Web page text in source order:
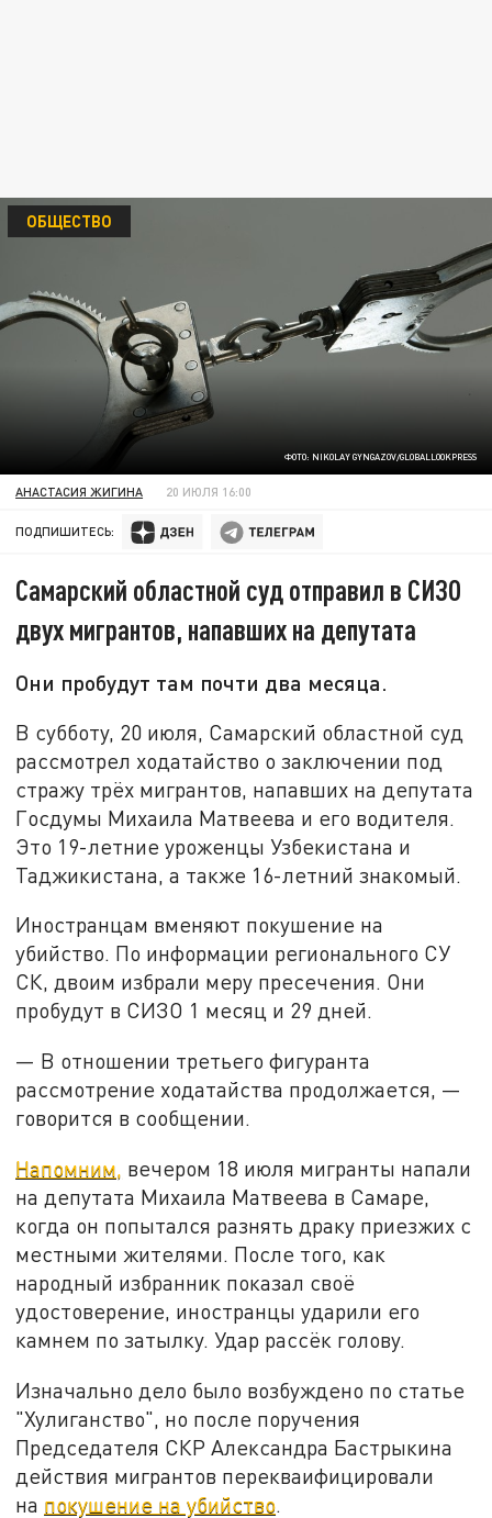
ФОТО: NIKOLAY GYNGAZOV/GLOBALLOOKPRESS
ОБЩЕСТВО
АНАСТАСИЯ ЖИГИНА 20 ИЮЛЯ 16:00
ПОДПИШИТЕСЬ:
Самарский областной суд отправил в СИЗО
двух мигрантов, напавших на депутата
Они пробудут там почти два месяца.
В субботу, 20 июля, Самарский областной суд
рассмотрел ходатайство о заключении под
стражу трёх мигрантов, напавших на депутата
Госдумы Михаила Матвеева и его водителя.
Это 19-летние уроженцы Узбекистана и
Таджикистана, а также 16-летний знакомый.
Иностранцам вменяют покушение на
убийство. По информации регионального СУ
СК, двоим избрали меру пресечения. Они
пробудут в СИЗО 1 месяц и 29 дней.
— В отношении третьего фигуранта
рассмотрение ходатайства продолжается, —
говорится в сообщении.
Напомним, вечером 18 июля мигранты напали
на депутата Михаила Матвеева в Самаре,
когда он попытался разнять драку приезжих с
местными жителями. После того, как
народный избранник показал своё
удостоверение, иностранцы ударили его
камнем по затылку. Удар рассёк голову.
Изначально дело было возбуждено по статье
"Хулиганство", но после поручения
Председателя СКР Александра Бастрыкина
действия мигрантов перекваифицировали
на покушение на убийство